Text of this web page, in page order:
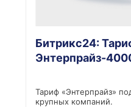
Битрикс24:
Энтерпрайз-
Тариф «Энтерпрайз»
крупных компаний.